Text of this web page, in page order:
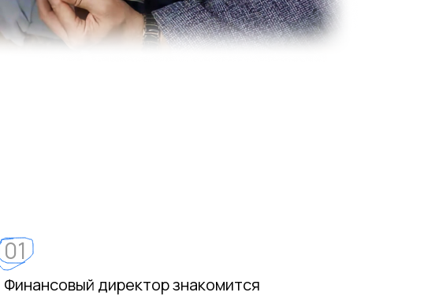
01
Финансовый директор знакомится